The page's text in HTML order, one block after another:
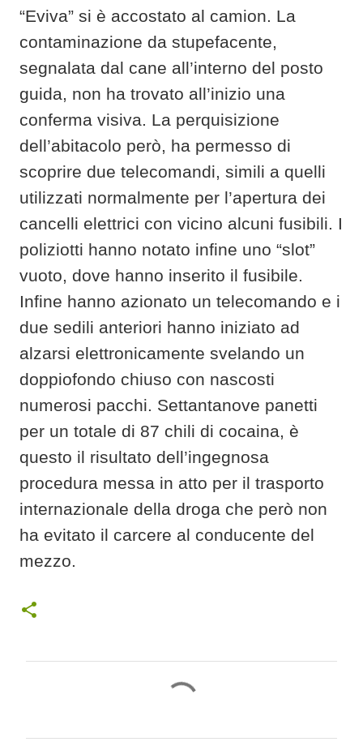
“Eviva” si è accostato al camion. La
contaminazione da stupefacente,
segnalata dal cane all’interno del posto
guida, non ha trovato all’inizio una
conferma visiva. La perquisizione
dell’abitacolo però, ha permesso di
scoprire due telecomandi, simili a quelli
utilizzati normalmente per l’apertura dei
cancelli elettrici con vicino alcuni fusibili. I
poliziotti hanno notato infine uno “slot”
vuoto, dove hanno inserito il fusibile.
Infine hanno azionato un telecomando e i
due sedili anteriori hanno iniziato ad
alzarsi elettronicamente svelando un
doppiofondo chiuso con nascosti
numerosi pacchi. Settantanove panetti
per un totale di 87 chili di cocaina, è
questo il risultato dell’ingegnosa
procedura messa in atto per il trasporto
internazionale della droga che però non
ha evitato il carcere al conducente del
mezzo.